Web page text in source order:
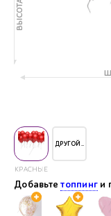
КРАСНЫЕ
ДРУГОЙ..
Добавьтетоппинг и